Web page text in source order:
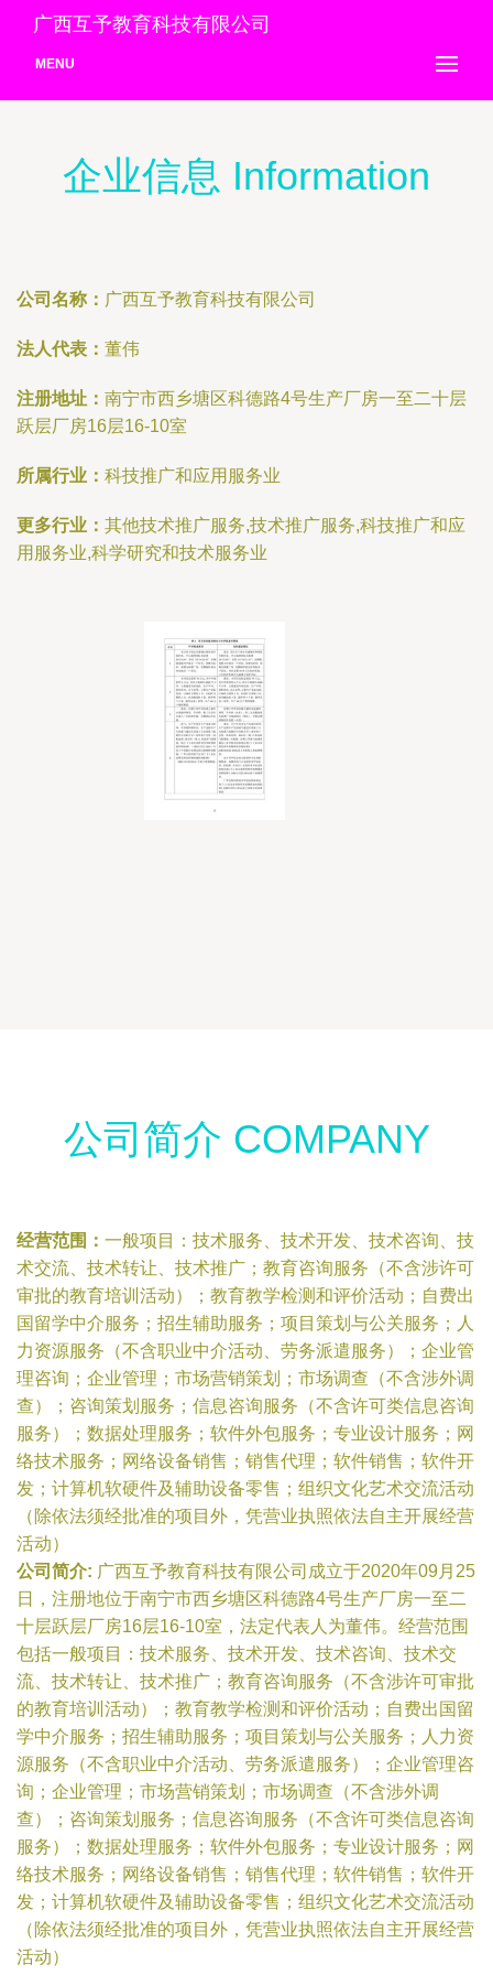
广西互予教育科技有限公司
MENU
企业信息 Information
公司名称： 广西互予教育科技有限公司
法人代表： 董伟
注册地址： 南宁市西乡塘区科德路4号生产厂房一至二十层
跃层厂房16层16-10室
所属行业： 科技推广和应用服务业
更多行业： 其他技术推广服务,技术推广服务,科技推广和应
用服务业,科学研究和技术服务业
公司简介 COMPANY
经营范围： 一般项目：技术服务、技术开发、技术咨询、技
术交流、技术转让、技术推广；教育咨询服务（不含涉许可
审批的教育培训活动）；教育教学检测和评价活动；自费出
国留学中介服务；招生辅助服务；项目策划与公关服务；人
力资源服务（不含职业中介活动、劳务派遣服务）；企业管
理咨询；企业管理；市场营销策划；市场调查（不含涉外调
查）；咨询策划服务；信息咨询服务（不含许可类信息咨询
服务）；数据处理服务；软件外包服务；专业设计服务；网
络技术服务；网络设备销售；销售代理；软件销售；软件开
发；计算机软硬件及辅助设备零售；组织文化艺术交流活动
（除依法须经批准的项目外，凭营业执照依法自主开展经营
活动）
公司简介: 广西互予教育科技有限公司成立于2020年09月25
日，注册地位于南宁市西乡塘区科德路4号生产厂房一至二
十层跃层厂房16层16-10室，法定代表人为董伟。经营范围
包括一般项目：技术服务、技术开发、技术咨询、技术交
流、技术转让、技术推广；教育咨询服务（不含涉许可审批
的教育培训活动）；教育教学检测和评价活动；自费出国留
学中介服务；招生辅助服务；项目策划与公关服务；人力资
源服务（不含职业中介活动、劳务派遣服务）；企业管理咨
询；企业管理；市场营销策划；市场调查（不含涉外调
查）；咨询策划服务；信息咨询服务（不含许可类信息咨询
服务）；数据处理服务；软件外包服务；专业设计服务；网
络技术服务；网络设备销售；销售代理；软件销售；软件开
发；计算机软硬件及辅助设备零售；组织文化艺术交流活动
（除依法须经批准的项目外，凭营业执照依法自主开展经营
活动）